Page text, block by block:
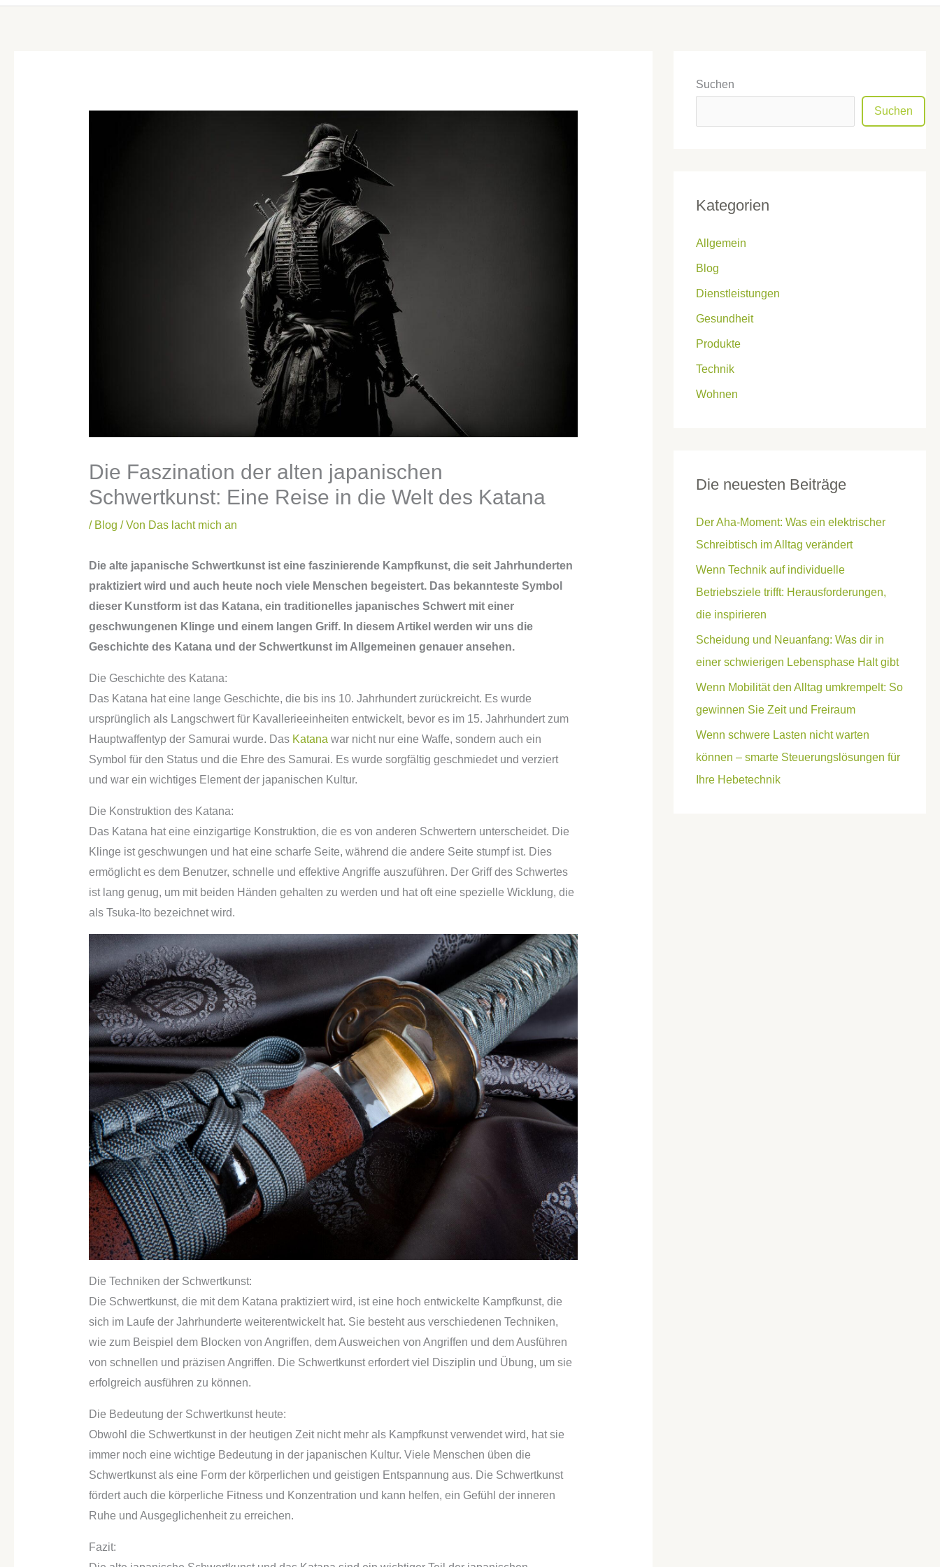
Die Faszination der alten japanischen
Schwertkunst: Eine Reise in die Welt des Katana
/ Blog / Von Das lacht mich an
Die alte japanische Schwertkunst ist eine faszinierende Kampfkunst, die seit Jahrhunderten
praktiziert wird und auch heute noch viele Menschen begeistert. Das bekannteste Symbol
dieser Kunstform ist das Katana, ein traditionelles japanisches Schwert mit einer
geschwungenen Klinge und einem langen Griff. In diesem Artikel werden wir uns die
Geschichte des Katana und der Schwertkunst im Allgemeinen genauer ansehen.
Die Geschichte des Katana:
Das Katana hat eine lange Geschichte, die bis ins 10. Jahrhundert zurückreicht. Es wurde
ursprünglich als Langschwert für Kavallerieeinheiten entwickelt, bevor es im 15. Jahrhundert zum
Hauptwaffentyp der Samurai wurde. Das Katana war nicht nur eine Waffe, sondern auch ein
Symbol für den Status und die Ehre des Samurai. Es wurde sorgfältig geschmiedet und verziert
und war ein wichtiges Element der japanischen Kultur.
Die Konstruktion des Katana:
Das Katana hat eine einzigartige Konstruktion, die es von anderen Schwertern unterscheidet. Die
Klinge ist geschwungen und hat eine scharfe Seite, während die andere Seite stumpf ist. Dies
ermöglicht es dem Benutzer, schnelle und effektive Angriffe auszuführen. Der Griff des Schwertes
ist lang genug, um mit beiden Händen gehalten zu werden und hat oft eine spezielle Wicklung, die
als Tsuka-Ito bezeichnet wird.
Die Techniken der Schwertkunst:
Die Schwertkunst, die mit dem Katana praktiziert wird, ist eine hoch entwickelte Kampfkunst, die
sich im Laufe der Jahrhunderte weiterentwickelt hat. Sie besteht aus verschiedenen Techniken,
wie zum Beispiel dem Blocken von Angriffen, dem Ausweichen von Angriffen und dem Ausführen
von schnellen und präzisen Angriffen. Die Schwertkunst erfordert viel Disziplin und Übung, um sie
erfolgreich ausführen zu können.
Die Bedeutung der Schwertkunst heute:
Obwohl die Schwertkunst in der heutigen Zeit nicht mehr als Kampfkunst verwendet wird, hat sie
immer noch eine wichtige Bedeutung in der japanischen Kultur. Viele Menschen üben die
Schwertkunst als eine Form der körperlichen und geistigen Entspannung aus. Die Schwertkunst
fördert auch die körperliche Fitness und Konzentration und kann helfen, ein Gefühl der inneren
Ruhe und Ausgeglichenheit zu erreichen.
Fazit:
Suchen
Suchen
Kategorien
Allgemein
Blog
Dienstleistungen
Gesundheit
Produkte
Technik
Wohnen
Die neuesten Beiträge
Der Aha-Moment: Was ein elektrischer
Schreibtisch im Alltag verändert
Wenn Technik auf individuelle
Betriebsziele trifft: Herausforderungen,
die inspirieren
Scheidung und Neuanfang: Was dir in
einer schwierigen Lebensphase Halt gibt
Wenn Mobilität den Alltag umkrempelt: So
gewinnen Sie Zeit und Freiraum
Wenn schwere Lasten nicht warten
können – smarte Steuerungslösungen für
Ihre Hebetechnik